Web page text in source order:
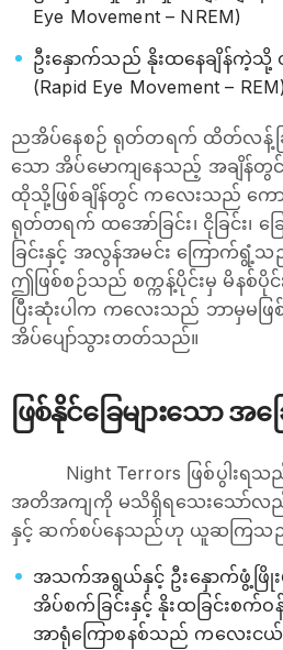
Eye Movement – NREM)
ဦးနှောက်သည် နိုးထနေချိန်
(Rapid Eye Movement – REM)
ညအိပ်နေစဉ် ရုတ်တရက် ထိတ်လန့်ခြ
သော အိပ်မောကျနေသည့် အချိန်တွ
ထိုသို့ဖြစ်ချိန်တွင် ကလေးသည် ကော
ရုတ်တရက် ထအော်ခြင်း၊ ငိုခြင်း၊ ခ
ခြင်းနှင့် အလွန်အမင်း ကြောက်ရွံ့
ဤဖြစ်စဉ်သည် စက္ကန့်ပိုင်းမှ မိနစ်ပိုင်
ပြီးဆုံးပါက ကလေးသည် ဘာမှမ
အိပ်ပျော်သွားတတ်သည်။
ဖြစ်နိုင်ခြေများသော အခ
Night Terrors ဖြစ်ပွါးရ
အတိအကျကို မသိရှိရသေးသော်လည်း
နှင့် ဆက်စပ်နေသည်ဟု ယူဆကြသ
အသက်အရွယ်နှင့် ဦးနှောက်ဖွံ့ဖြိုး
အိပ်စက်ခြင်းနှင့် နိုးထခြင်းစက်
အာရုံကြောစနစ်သည် ကလေးငယ်